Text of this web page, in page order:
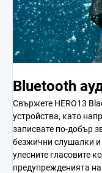
Bluetooth
Свържете HERO13
устройства, като
записвате по-добър
безжични слушалки и
улесните гласовите
предупрежденията